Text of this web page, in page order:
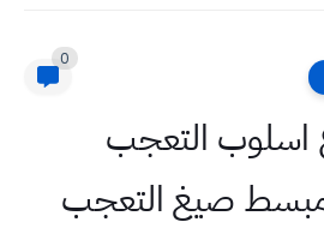
0
التعجب
صيغ التعجب